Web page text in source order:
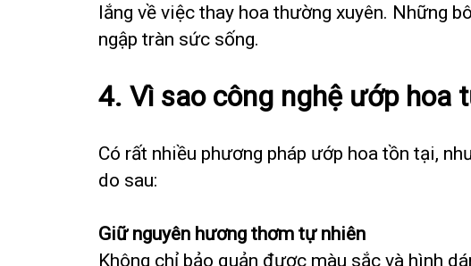
lắng về việc thay hoa thường xuyên. Những
ngập tràn sức sống.
4. Vì sao công nghệ ướp hoa
Có rất nhiều phương pháp ướp hoa tồn tại,
do sau:
Giữ nguyên hương thơm tự nhiên
Không chỉ bảo quản được màu sắc và hình